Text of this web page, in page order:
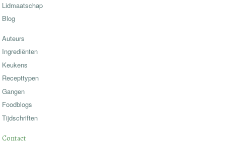
Lidmaatschap
Blog
Auteurs
Ingrediënten
Keukens
Recepttypen
Gangen
Foodblogs
Tijdschriften
Contact